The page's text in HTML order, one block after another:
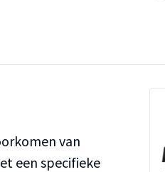
van
een specifieke